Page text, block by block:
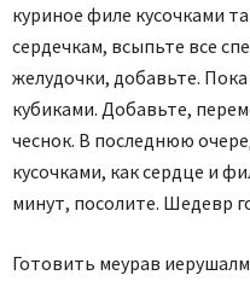
куриное филе кусочками
сердечкам, всыпьте все
желудочки, добавьте.
кубиками. Добавьте,
чеснок. В последнюю
кусочками, как сердце и
минут, посолите. Шедевр
Готовить меурав